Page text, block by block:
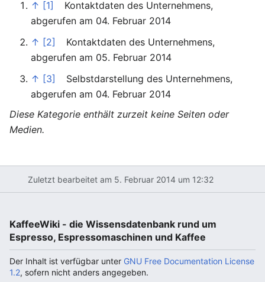
↑ [1]
Kontaktdaten des Unternehmens,
abgerufen am 04. Februar 2014
↑ [2]
Kontaktdaten des Unternehmens,
abgerufen am 05. Februar 2014
↑ [3]
Selbstdarstellung des Unternehmens,
abgerufen am 04. Februar 2014
Diese Kategorie enthält zurzeit keine Seiten oder
Medien.
Zuletzt bearbeitet am 5. Februar 2014 um 12:32
KaffeeWiki - die Wissensdatenbank rund um
Espresso, Espressomaschinen und Kaffee
Der Inhalt ist verfügbar unter GNU Free Documentation License
1.2, sofern nicht anders angegeben.